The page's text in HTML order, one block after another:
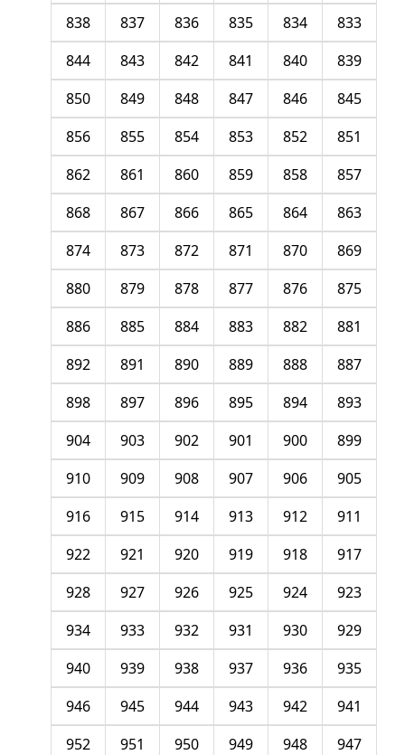
833
834
835
836
837
838
839
840
841
842
843
844
845
846
847
848
849
850
851
852
853
854
855
856
857
858
859
860
861
862
863
864
865
866
867
868
869
870
871
872
873
874
875
876
877
878
879
880
881
882
883
884
885
886
887
888
889
890
891
892
893
894
895
896
897
898
899
900
901
902
903
904
905
906
907
908
909
910
911
912
913
914
915
916
917
918
919
920
921
922
923
924
925
926
927
928
929
930
931
932
933
934
935
936
937
938
939
940
941
942
943
944
945
946
947
948
949
950
951
952